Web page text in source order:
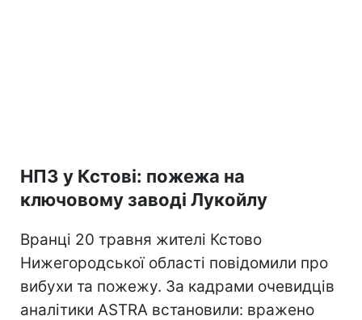
НПЗ у Кстові: пожежа на
ключовому заводі Лукойлу
Вранці 20 травня жителі Кстово
Нижегородської області повідомили про
вибухи та пожежу. За кадрами очевидців
аналітики ASTRA встановили: вражено